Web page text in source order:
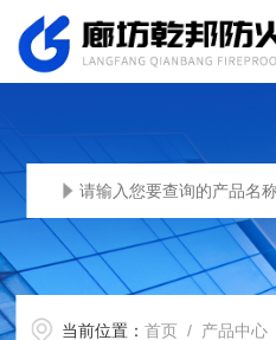
当前位置：首页 / 产品中心